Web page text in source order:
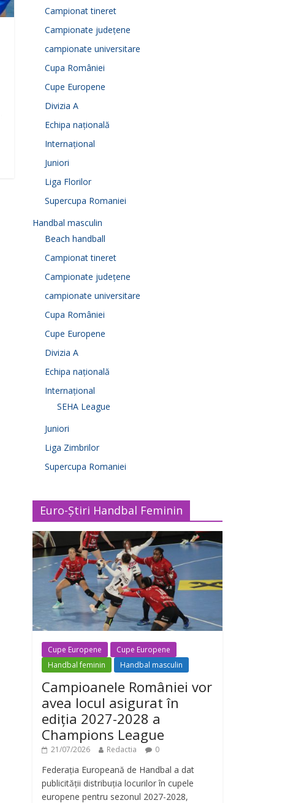
Campionat tineret
Campionate județene
campionate universitare
Cupa României
Cupe Europene
Divizia A
Echipa națională
Internațional
Juniori
Liga Florilor
Supercupa Romaniei
Handbal masculin
Beach handball
Campionat tineret
Campionate județene
campionate universitare
Cupa României
Cupe Europene
Divizia A
Echipa națională
Internațional
SEHA League
Juniori
Liga Zimbrilor
Supercupa Romaniei
Euro-Știri Handbal Feminin
Cupe Europene
Cupe Europene
Handbal feminin
Handbal masculin
Campioanele României vor
avea locul asigurat în
ediția 2027-2028 a
Champions League
21/07/2026 Redactia 0
Federația Europeană de Handbal a dat
publicității distribuția locurilor în cupele
europene pentru sezonul 2027-2028,